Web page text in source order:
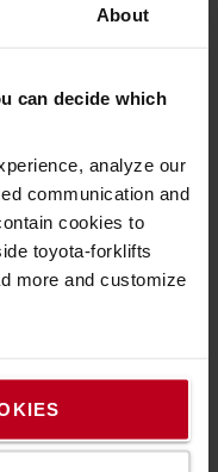
About
can decide which
analyze our
communication and
cookies to
toyota-forklifts
more and customize